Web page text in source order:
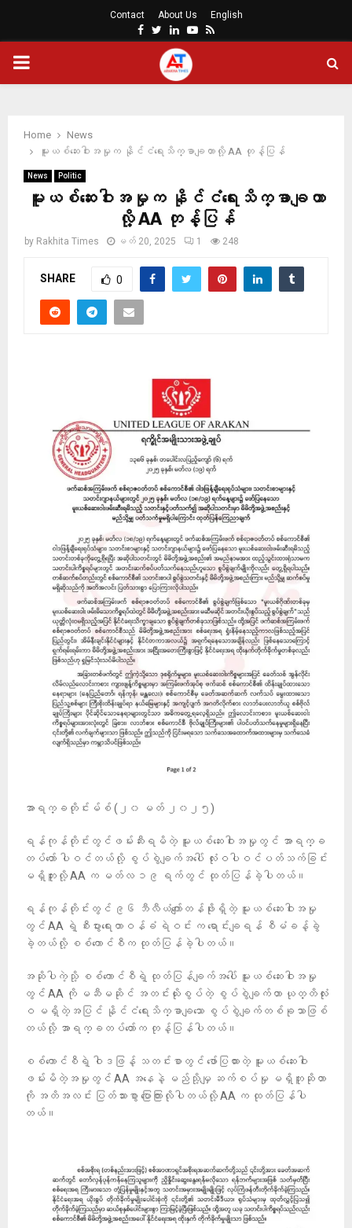
Contact About Us English
Facebook
Twitter
LinkedinYoutube
Rss
PRIMARY
Home
News
မူးယစ်ဆေးဝါးအမှုက နိုင်ငံရေးသိက္ခာချတာလို့ AA တုန့်ပြန်
News Politic
မူးယစ်ဆေးဝါးအမှုက နိုင်ငံရေးသိက္ခာချတာ
လို့ AA တုန့်ပြန်
by Rakhita Times မတ် 20, 2025 1 248
SHARE 0
အာရက္ခတိုင်းမ်စ် (၂၀ မတ် ၂၀၂၅)
ရန်ကုန်တိုင်းတွင်ဖမ်းဆီးရမိတဲ့ မူးယစ်ဆေးဝါးအမှုတွင် အာရက္ခ
တပ်တော် ပါဝင်တယ်လို့ စွပ်စွဲချက်အပေါ် လုံးဝပါဝင်ပတ်သက်ခြင်း
မရှိဘူးလို့ AA က မတ်လ ၁၉ ရက်တွင် ထုတ်ပြန်ခဲ့ပါတယ်။
ရန်ကုန်တိုင်းတွင် ၉၆ ဘီလီယံကျော်တန်ဖိုးရှိတဲ့ မူးယစ်ဆေးဝါးအမှု
တွင် AA ရဲ့ စီးပွားရေးတာဝန်ခံ ရဲဝင်း က ရောင်းချရန် စီမံခန့်ခွဲ
ခဲ့တယ်လို့ စစ်ကောင်စီက ထုတ်ပြန်ခဲ့ပါတယ်။
အဆိုပါကဲ့သို့ စစ်ကောင်စီရဲ့ ထုတ်ပြန်ချက်အပေါ် မူးယစ်ဆေးဝါးအမှု
တွင် AA ကို မဆီမဆိုင် အတင်းယိုးစွပ်တဲ့ စွပ်စွဲချက်ဟာ ယုတ္တိလုံး
ဝ မရှိတဲ့အပြင် နိုင်ငံရေးသိက္ခာချသော စွပ်စွဲချက်တစ်ခုသာဖြစ်
တယ်လို့ အာရက္ခတပ်တော်က တုန့်ပြန်ပါတယ်။
စစ်ကောင်စီရဲ့ ဝါဒဖြန့် သတင်းစာတွင် ဖော်ပြထားတဲ့ မူးယစ်ဆေးဝါး
ဖမ်းမိတဲ့အမှုတွင် AA အနေနဲ့ မည်သို့မျှ ဆက်စပ်မှု မရှိဘူဆိုတာ
ကို အတိအလင်း ပြတ်သားစွာ ပြောကြားလိုပါတယ်လို့ AA က ထုတ်ပြန်ပါ
တယ်။